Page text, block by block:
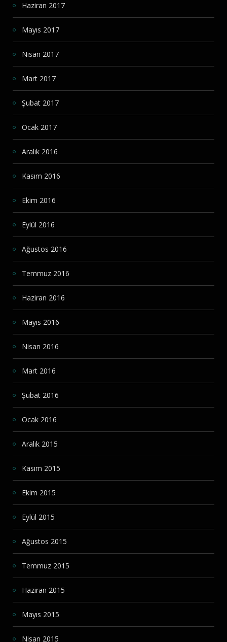
Haziran 2017
Mayıs 2017
Nisan 2017
Mart 2017
Şubat 2017
Ocak 2017
Aralık 2016
Kasım 2016
Ekim 2016
Eylül 2016
Ağustos 2016
Temmuz 2016
Haziran 2016
Mayıs 2016
Nisan 2016
Mart 2016
Şubat 2016
Ocak 2016
Aralık 2015
Kasım 2015
Ekim 2015
Eylül 2015
Ağustos 2015
Temmuz 2015
Haziran 2015
Mayıs 2015
Nisan 2015